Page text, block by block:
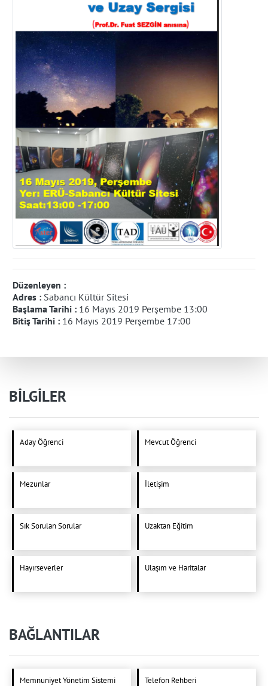
Düzenleyen :
Adres : Sabancı Kültür Sitesi
Başlama Tarihi : 16 Mayıs 2019 Perşembe 13:00
Bitiş Tarihi : 16 Mayıs 2019 Perşembe 17:00
BİLGİLER
Aday Öğrenci Mevcut Öğrenci
Mezunlar İletişim
Sık Sorulan Sorular Uzaktan Eğitim
Hayırseverler Ulaşım ve Haritalar
BAĞLANTILAR
Memnuniyet Yönetim Sistemi Telefon Rehberi